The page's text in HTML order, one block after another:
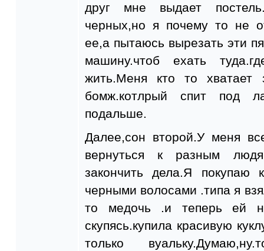
друг мне выдает
черных,но я почему то не
ее,а пытаюсь вырезать эти
машину.чтоб ехать
жить.Меня кто то хватает
бомж.котлрый спит под
подальше.
Далее,сон второй.У меня
вернуться к разным
закончить дела.Я покупаю
черными волосами .типа я
то медочь .и теперь ей
скупясь.купила красивую
только